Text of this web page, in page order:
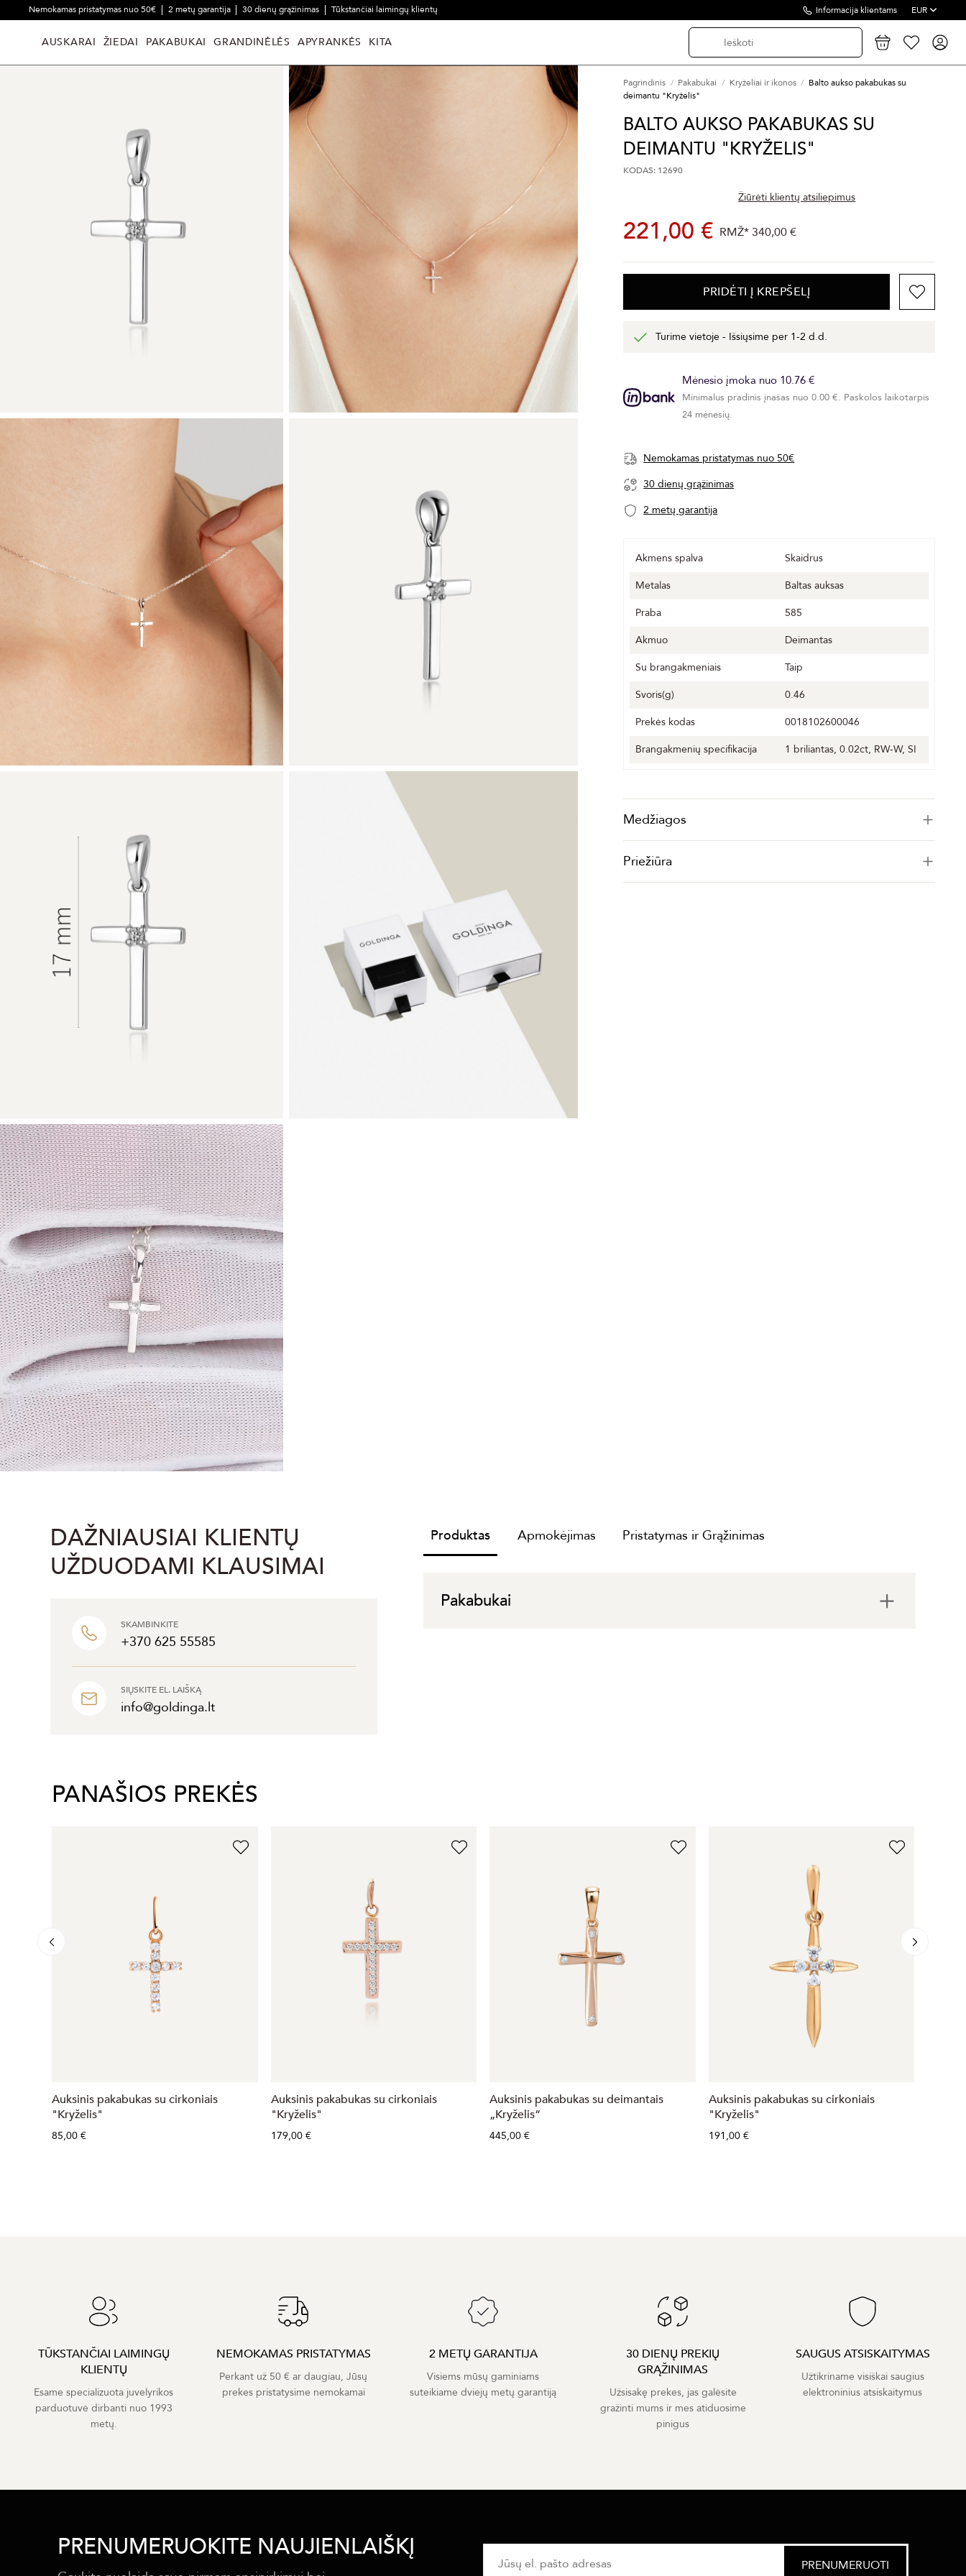
Nemokamas pristatymas nuo 50€ 2 metų garantija 30 dienų grąžinimas Tūkstančiai laimingų klientų Informacija klientams EUR
AUSKARAI ŽIEDAI PAKABUKAI GRANDINĖLĖS APYRANKĖS KITA
Pagrindinis Pakabukai Kryželiai ir ikonos
Balto aukso pakabukas su
deimantu "Kryželis"
BALTO AUKSO PAKABUKAS SU
DEIMANTU "KRYŽELIS"
KODAS: 12690
Žiūrėti klientų atsiliepimus
221,00 € RMŽ*340,00 €
PRIDĖTI Į KREPŠELĮ
Turime vietoje - Išsiųsime per 1-2 d.d.
Mėnesio įmoka nuo 10.76 €
Minimalus pradinis įnašas nuo 0.00 €. Paskolos laikotarpis
24 mėnesių.
Nemokamas pristatymas nuo 50€
30 dienų grąžinimas
2 metų garantija
Akmens spalva
Skaidrus
Metalas
Baltas auksas
Praba
585
Akmuo
Deimantas
Su brangakmeniais
Taip
Svoris(g)
0.46
Prekės kodas
0018102600046
Brangakmenių specifikacija
1 briliantas, 0.02ct, RW-W, SI
Medžiagos
Priežiūra
DAŽNIAUSIAI KLIENTŲ
UŽDUODAMI KLAUSIMAI
SKAMBINKITE
+370 625 55585
SIŲSKITE EL. LAIŠKĄ
info@goldinga.lt
Produktas Apmokėjimas Pristatymas ir Grąžinimas
Pakabukai
PANAŠIOS PREKĖS
Auksinis pakabukas su cirkoniais
"Kryželis"
85,00 €
Auksinis pakabukas su cirkoniais
"Kryželis"
179,00 €
Auksinis pakabukas su deimantais
„Kryželis“
445,00 €
Auksinis pakabukas su cirkoniais
"Kryželis"
191,00 €
TŪKSTANČIAI LAIMINGŲ
KLIENTŲ
Esame specializuota juvelyrikos
parduotuvė dirbanti nuo 1993
metų.
NEMOKAMAS PRISTATYMAS
Perkant už 50 € ar daugiau, Jūsų
prekes pristatysime nemokamai
2 METŲ GARANTIJA
Visiems mūsų gaminiams
suteikiame dviejų metų garantiją
30 DIENŲ PREKIŲ
GRĄŽINIMAS
Užsisakę prekes, jas galėsite
gražinti mums ir mes atiduosime
pinigus
SAUGUS ATSISKAITYMAS
Užtikriname visiškai saugius
elektroninius atsiskaitymus
PRENUMERUOKITE NAUJIENLAIŠKĮ